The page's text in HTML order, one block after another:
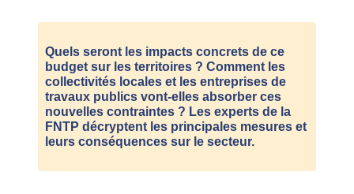
Quels seront les impacts concrets de ce
budget sur les territoires ? Comment les
collectivités locales et les entreprises de
travaux publics vont-elles absorber ces
nouvelles contraintes ? Les experts de la
FNTP décryptent les principales mesures et
leurs conséquences sur le secteur.